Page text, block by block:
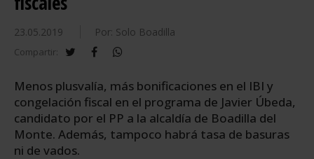
23.05.2019 Por: Solo Boadilla
Compartir: twitterfacebook
Menos plusvalía, más bonificaciones en el IBI y
congelación fiscal en el programa de Javier Úbeda,
candidato por el PP a la alcaldía de Boadilla del
Monte. Además, tampoco habrá tasa de basuras
ni de vados.